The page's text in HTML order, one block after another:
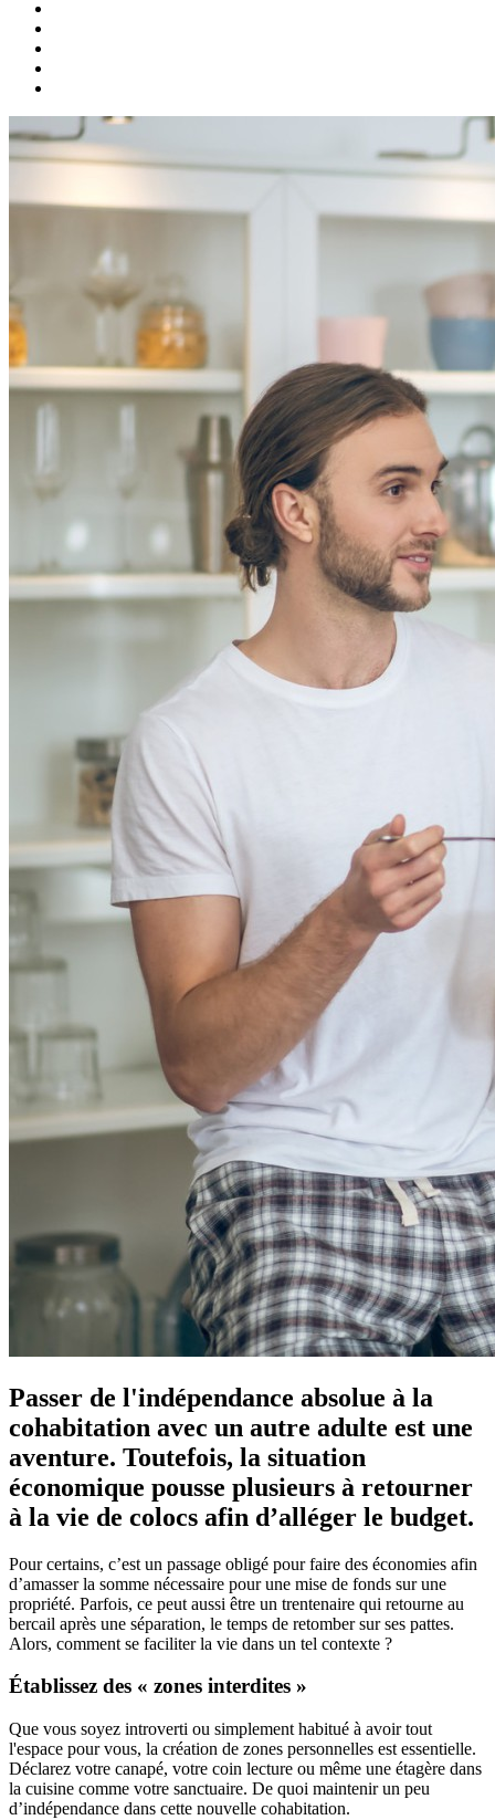
Passer de l'indépendance absolue à la
cohabitation avec un autre adulte est une
aventure. Toutefois, la situation
économique pousse plusieurs à retourner
à la vie de colocs afin d’alléger le budget.
Pour certains, c’est un passage obligé pour faire des économies afin
d’amasser la somme nécessaire pour une mise de fonds sur une
propriété. Parfois, ce peut aussi être un trentenaire qui retourne au
bercail après une séparation, le temps de retomber sur ses pattes.
Alors, comment se faciliter la vie dans un tel contexte ?
Établissez des « zones interdites »
Que vous soyez introverti ou simplement habitué à avoir tout
l'espace pour vous, la création de zones personnelles est essentielle.
Déclarez votre canapé, votre coin lecture ou même une étagère dans
la cuisine comme votre sanctuaire. De quoi maintenir un peu
d’indépendance dans cette nouvelle cohabitation.